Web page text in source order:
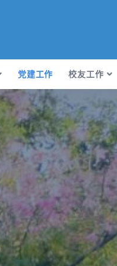
党建工作 校友工作